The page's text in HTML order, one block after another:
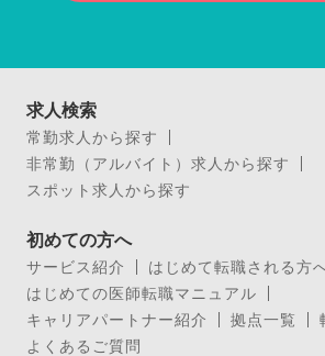
求人検索
常勤求人から探す
非常勤（アルバイト）求人から探す
スポット求人から探す
初めての方へ
サービス紹介
はじめて転職される方
はじめての医師転職マニュアル
キャリアパートナー紹介
拠点一覧
よくあるご質問